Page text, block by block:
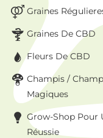
Graines
Graines De CBD
Fleurs De CBD
Champis /
Magiques
Grow-Shop Pour
Réussie